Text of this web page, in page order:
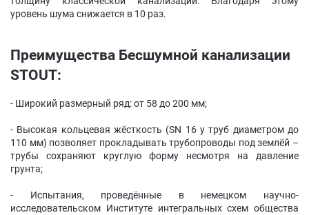
уровень шума снижается в 10 раз.
Преимущества Бесшумной канализации
STOUT:
- Широкий размерный ряд: от 58 до 200 мм;
- Высокая кольцевая жёсткость (SN 16 у труб диаметром до
110 мм) позволяет прокладывать трубопроводы под землёй –
трубы сохраняют круглую форму несмотря на давление
грунта;
- Испытания, проведённые в немецком научно-
исследовательском Институте интегральных схем общества